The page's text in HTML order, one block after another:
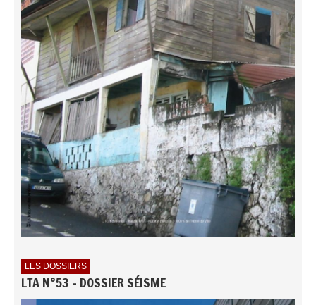
LES DOSSIERS
LTA N°53 - DOSSIER SÉISME